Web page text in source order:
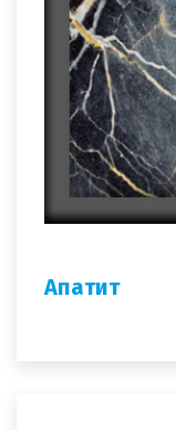
Апатит